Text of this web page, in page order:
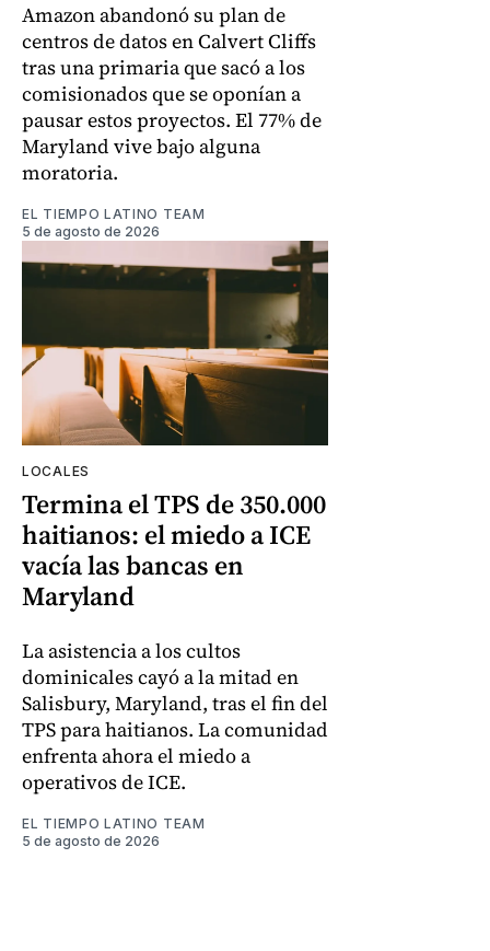
Amazon abandonó su plan de
centros de datos en Calvert Cliffs
tras una primaria que sacó a los
comisionados que se oponían a
pausar estos proyectos. El 77% de
Maryland vive bajo alguna
moratoria.
EL TIEMPO LATINO TEAM
5 de agosto de 2026
LOCALES
Termina el TPS de 350.000
haitianos: el miedo a ICE
vacía las bancas en
Maryland
La asistencia a los cultos
dominicales cayó a la mitad en
Salisbury, Maryland, tras el fin del
TPS para haitianos. La comunidad
enfrenta ahora el miedo a
operativos de ICE.
EL TIEMPO LATINO TEAM
5 de agosto de 2026